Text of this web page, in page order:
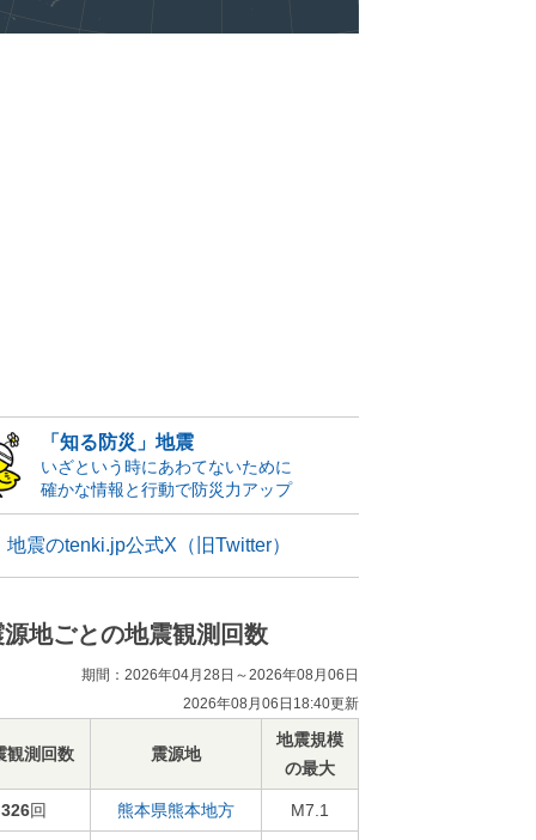
「知る防災」地震
いざという時にあわてないために
確かな情報と行動で防災力アップ
地震のtenki.jp公式X（旧Twitter）
源地ごとの地震観測回数
期間：2026年04月28日～2026年08月06日
2026年08月06日18:40更新
観測回数 震源地
地震規模
の最大
326回 熊本県熊本地方 M7.1